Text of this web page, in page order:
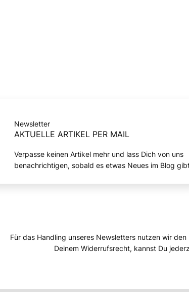
Newsletter
AKTUELLE ARTIKEL PER MAIL
Verpasse keinen Artikel mehr und lass Dich von uns
benachrichtigen, sobald es etwas Neues im Blog
Für das Handling unseres Newsletters nutzen wir
Deinem Widerrufsrecht, kannst Du